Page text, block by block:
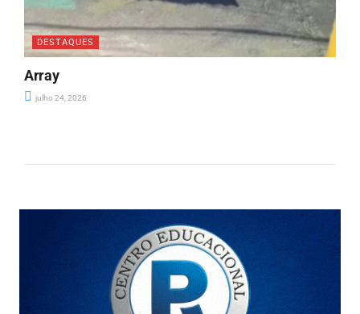
DESTAQUES
Array
julho 24, 2026